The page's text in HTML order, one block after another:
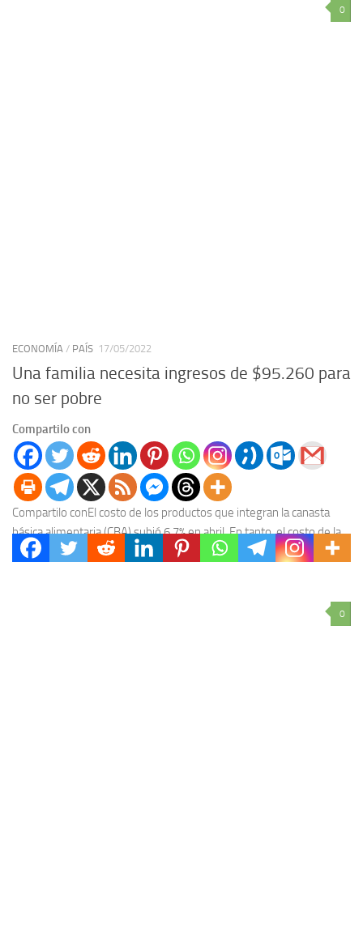
0
ECONOMÍA / PAÍS 17/05/2022
Una familia necesita ingresos de $95.260 para
no ser pobre
Compartilo con
Compartilo conEl costo de los productos que integran la canasta
básica alimentaria (CBA) subió 6,7% en abril. En tanto, el costo de la
canasta básica...
0